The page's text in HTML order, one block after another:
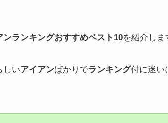
ンランキングおすすめベスト10を紹介しま
しいアイアンばかりでランキング付に迷い